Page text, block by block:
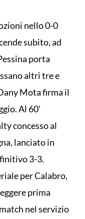
nello 0-0
subito, ad
porta
altri tre e
Mota firma il
Al 60'
concesso al
lanciato in
3-3.
per Calabro,
prima
nel servizio